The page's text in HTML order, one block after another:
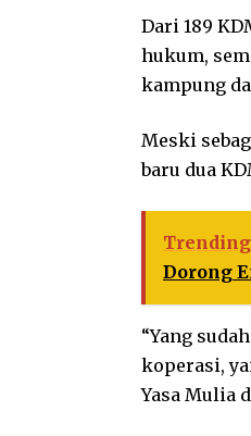
Dari 189
hukum,
kampung
Meski
baru dua
Dorong
“Yang
koperasi,
Yasa Mulia